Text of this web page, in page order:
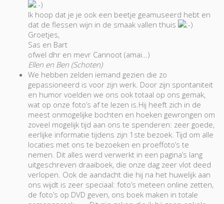
Ik hoop dat je je ook een beetje geamuseerd hebt en
dat de flessen wijn in de smaak vallen thuis
Groetjes,
Sas en Bart
ofwel dhr en mevr Cannoot (amai…)
Ellen en Ben (Schoten)
We hebben zelden iemand gezien die zo
gepassioneerd is voor zijn werk. Door zijn spontaniteit
en humor voelden we ons ook totaal op ons gemak,
wat op onze foto’s af te lezen is.Hij heeft zich in de
meest onmogelijke bochten en hoeken gewrongen om
zoveel mogelijk tijd aan ons te spenderen: zeer goede,
eerlijke informatie tijdens zijn 1ste bezoek. Tijd om alle
locaties met ons te bezoeken en proeffoto’s te
nemen. Dit alles werd verwerkt in een pagina’s lang
uitgeschreven draaiboek, die onze dag zeer vlot deed
verlopen. Ook de aandacht die hij na het huwelijk aan
ons wijdt is zeer speciaal: foto’s meteen online zetten,
de foto’s op DVD geven, ons boek maken in totale